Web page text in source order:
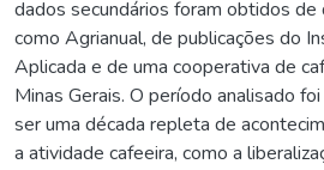
dados secundários foram obtidos de
como Agrianual, de publicações do
Aplicada e de uma cooperativa de
Minas Gerais. O período analisado
ser uma década repleta de
a atividade cafeeira, como a